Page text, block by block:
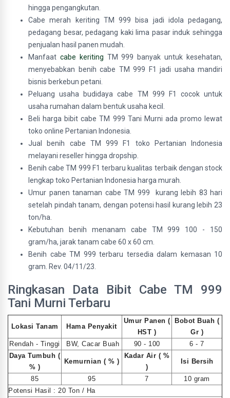
hingga pengangkutan.
Cabe merah keriting TM 999 bisa jadi idola pedagang,
pedagang besar, pedagang kaki lima pasar induk sehingga
penjualan hasil panen mudah.
Manfaat cabe keriting TM 999 banyak untuk kesehatan,
menyebabkan benih cabe TM 999 F1 jadi usaha mandiri
bisnis berkebun petani.
Peluang usaha budidaya cabe TM 999 F1 cocok untuk
usaha rumahan dalam bentuk usaha kecil.
Beli harga bibit cabe TM 999 Tani Murni ada promo lewat
toko online Pertanian Indonesia.
Jual benih cabe TM 999 F1 toko Pertanian Indonesia
melayani reseller hingga dropship.
Benih cabe TM 999 F1 terbaru kualitas terbaik dengan stock
lengkap toko Pertanian Indonesia harga murah.
Umur panen tanaman cabe TM 999 kurang lebih 83 hari
setelah pindah tanam, dengan potensi hasil kurang lebih 23
ton/ha.
Kebutuhan benih menanam cabe TM 999 100 - 150
gram/ha, jarak tanam cabe 60 x 60 cm.
Benih cabe TM 999 terbaru tersedia dalam kemasan 10
gram. Rev. 04/11/23.
Ringkasan Data Bibit Cabe TM 999
Tani Murni Terbaru
Lokasi Tanam Hama Penyakit
Umur Panen (
HST )
Bobot Buah (
Gr )
Rendah - Tinggi
BW, Cacar Buah 90 - 100
6 - 7
Daya Tumbuh (
% )
Kemurnian ( % )
Kadar Air ( %
)
Isi Bersih
85 95 7
10 gram
Potensi Hasil : 20 Ton / Ha